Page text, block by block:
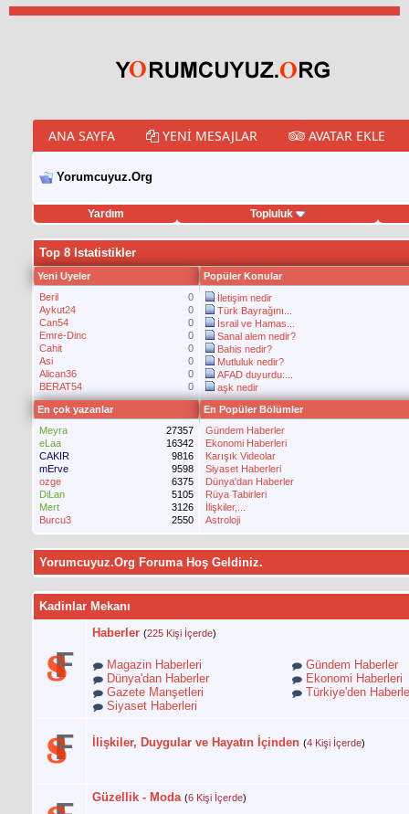
ANA SAYFA YENI MESAJLAR AVATAR EKLE
Yorumcuyuz.Org
Yardım Topluluk
porno izle twitter retweet hilesi
Top 8 Istatistikler
Yeni Uyeler
Popüler Konular
Beril
0
Aykut24
0
Can54
0
Emre-Dinc
0
Cahit
0
Asi
0
Alican36
0
BERAT54
0
İletişim nedir
Türk Bayrağını...
İsrail ve Hamas...
Sanal alem nedir?
Bahis nedir?
Mutluluk nedir?
AFAD duyurdu:...
aşk nedir
En çok yazanlar
En Popüler Bölümler
Meyra
27357
eLaa
16342
CAKIR
9816
mErve
9598
ozge
6375
DiLan
5105
Mert
3126
Burcu3
2550
Gündem Haberler
Ekonomi Haberleri
Karışık Videolar
Siyaset Haberleri
Dünya'dan Haberler
Rüya Tabirleri
İlişkiler,...
Astroloji
Yorumcuyuz.Org Foruma Hoş Geldiniz.
Kadinlar Mekanı
Haberler (225 Kişi İçerde)
Magazin Haberleri
Gündem Haberler
Dünya'dan Haberler
Ekonomi Haberleri
Gazete Manşetleri
Türkiye'den
Siyaset Haberleri
İlişkiler, Duygular ve Hayatın İçinden (4 Kişi İçerde)
Güzellik - Moda (6 Kişi İçerde)